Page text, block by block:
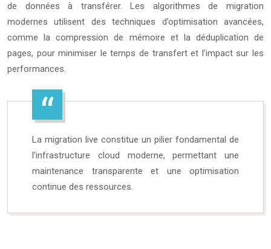
de données à transférer. Les algorithmes de migration
modernes utilisent des techniques d’optimisation avancées,
comme la compression de mémoire et la déduplication de
pages, pour minimiser le temps de transfert et l’impact sur les
performances.
La migration live constitue un pilier fondamental de
l’infrastructure cloud moderne, permettant une
maintenance transparente et une optimisation
continue des ressources.